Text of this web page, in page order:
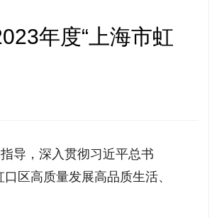
年度“上海市虹
导，深入贯彻习近平总书
区高质量发展高品质生活、